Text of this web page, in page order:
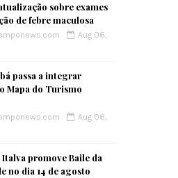
sobre exames
de febre maculosa
Aug 06,
passa a integrar
Mapa do Turismo
Aug 06,
promove Baile da
no dia 14 de agosto